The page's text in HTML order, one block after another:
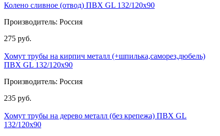
Колено сливное (отвод) ПВХ GL 132/120х90
Производитель: Россия
275 руб.
Хомут трубы на кирпич металл (+шпилька,саморез,дюбель)
ПВХ GL 132/120х90
Производитель: Россия
235 руб.
Хомут трубы на дерево металл (без крепежа) ПВХ GL
132/120х90